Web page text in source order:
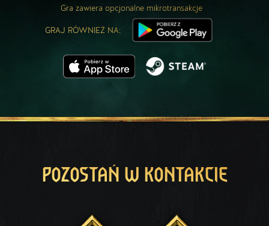
Gra zawiera opcjonalne mikrotransakcje
GRAJ RÓWNIEŻ NA:
POZOSTAŃ W KONTAKCIE